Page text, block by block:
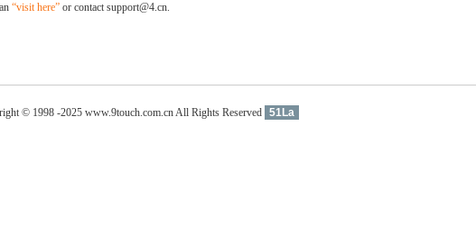
“visit here” or contact support@4.cn.
© 1998 -2025 www.9touch.com.cn All Rights Reserved 51La